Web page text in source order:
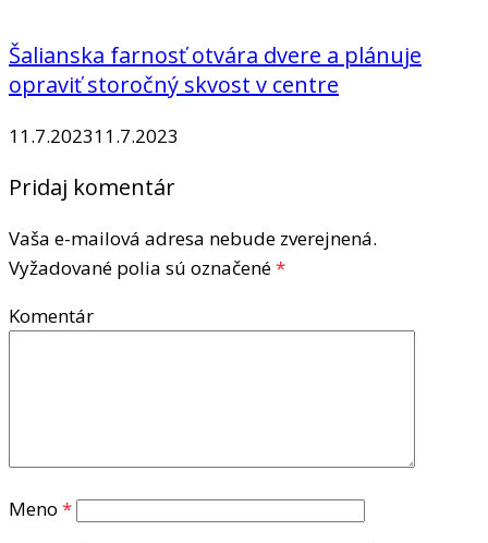
Šalianska farnosť otvára dvere a plánuje
opraviť storočný skvost v centre
11.7.202311.7.2023
Pridaj komentár
Vaša e-mailová adresa nebude zverejnená.
Vyžadované polia sú označené*
Komentár
Meno *